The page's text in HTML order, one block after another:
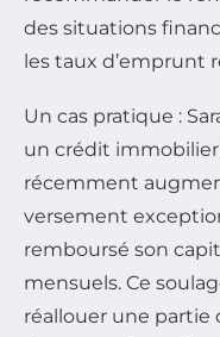
des situations
les taux d’emprunt
Un cas pratique :
un crédit immobilier
récemment
versement
remboursé son
mensuels. Ce
réallouer une partie